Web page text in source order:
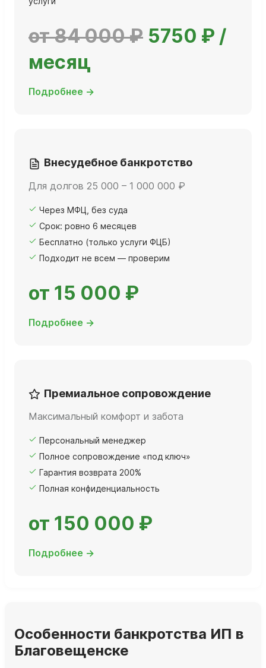
от 84 000 ₽ 5750 ₽ /
месяц
Подробнее →
Внесудебное банкротство
Для долгов 25 000 – 1 000 000 ₽
Через МФЦ, без суда
Срок: ровно 6 месяцев
Бесплатно (только услуги ФЦБ)
Подходит не всем — проверим
от 15 000 ₽
Подробнее →
Премиальное сопровождение
Максимальный комфорт и забота
Персональный менеджер
Полное сопровождение «под ключ»
Гарантия возврата 200%
Полная конфиденциальность
от 150 000 ₽
Подробнее →
Особенности банкротства ИП в
Благовещенске